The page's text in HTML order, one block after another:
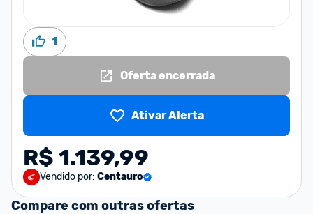
1
Oferta encerrada
Ativar Alerta
R$ 1.139,99
Vendido por: Centauro
Compare com outras ofertas